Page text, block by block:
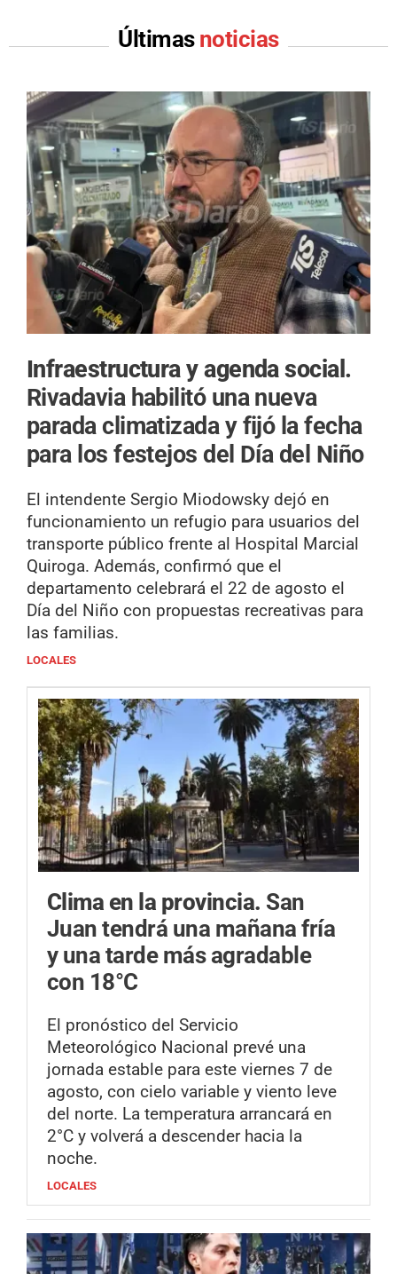
Últimas noticias
Infraestructura y agenda social.
Rivadavia habilitó una nueva
parada climatizada y fijó la fecha
para los festejos del Día del Niño
El intendente Sergio Miodowsky dejó en
funcionamiento un refugio para usuarios del
transporte público frente al Hospital Marcial
Quiroga. Además, confirmó que el
departamento celebrará el 22 de agosto el
Día del Niño con propuestas recreativas para
las familias.
LOCALES
Clima en la provincia. San
Juan tendrá una mañana fría
y una tarde más agradable
con 18°C
El pronóstico del Servicio
Meteorológico Nacional prevé una
jornada estable para este viernes 7 de
agosto, con cielo variable y viento leve
del norte. La temperatura arrancará en
2°C y volverá a descender hacia la
noche.
LOCALES